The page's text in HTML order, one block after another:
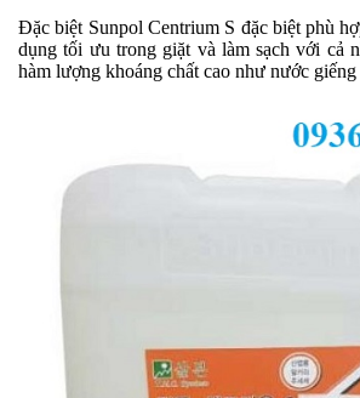
Đặc biệt Sunpol Centrium S đặc biệt phù
dụng tối ưu trong giặt và làm sạch với cả
hàm lượng khoáng chất cao như nước giếng